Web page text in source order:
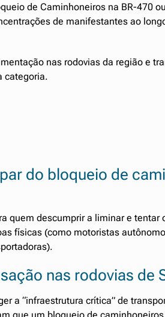
de Caminhoneiros na BR-470
de manifestantes ao
nas rodovias da região e
categoria.
do bloqueio de
quem descumprir a liminar e tentar
físicas (como motoristas
nas rodovias de
a “infraestrutura crítica” de